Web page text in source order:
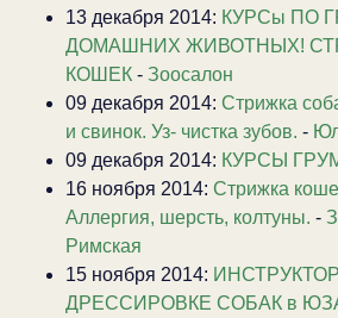
13 декабря 2014: КУРСы ПО
ДОМАШНИХ ЖИВОТНЫХ!
КОШЕК - Зоосалон
09 декабря 2014: Стрижка
и свинок. Уз- чистка зубов. -
09 декабря 2014: КУРСЫ
16 ноября 2014: Стрижка
Аллергия, шерсть, колтуны. -
Римская
15 ноября 2014:
ДРЕССИРОВКЕ СОБАК в